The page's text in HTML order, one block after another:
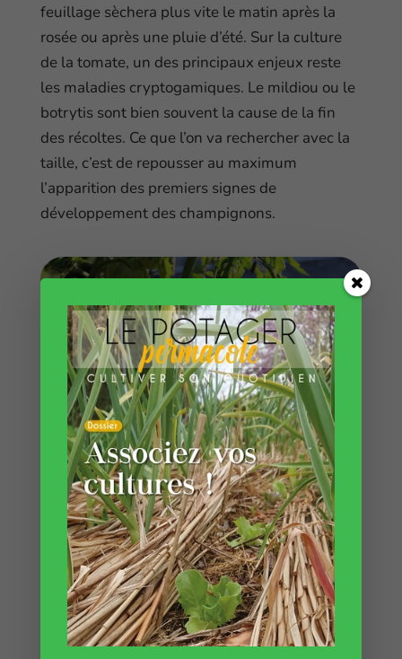
feuillage sèchera plus vite le matin après la
rosée ou après une pluie d’été. Sur la culture
de la tomate, un des principaux enjeux reste
les maladies cryptogamiques. Le mildiou ou le
botrytis sont bien souvent la cause de la fin
des récoltes. Ce que l’on va rechercher avec la
taille, c’est de repousser au maximum
l’apparition des premiers signes de
développement des champignons.
En taillant vos tomates, vous favorisez une meilleure
circulation de l’air entre les feuilles. Cela participe à
limiter la prolifération de maladies.
Supprimer les feuilles
malades : limiter la